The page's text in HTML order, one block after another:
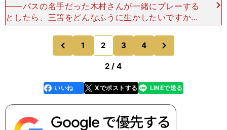
――パスの名手だった木村さんが一緒にプレーする
としたら、三笘をどんなふうに生かしたいですか？
木村「足元にボールをつけてあげて、自由にやんな
さいよ、と。それで十分」金田「足元にボールをつ
けてあげて、
前
のページへ
1 2 3 4
のページへ
2 / 4
faceboo
k
いいね Xでポストする
line LINEで送る